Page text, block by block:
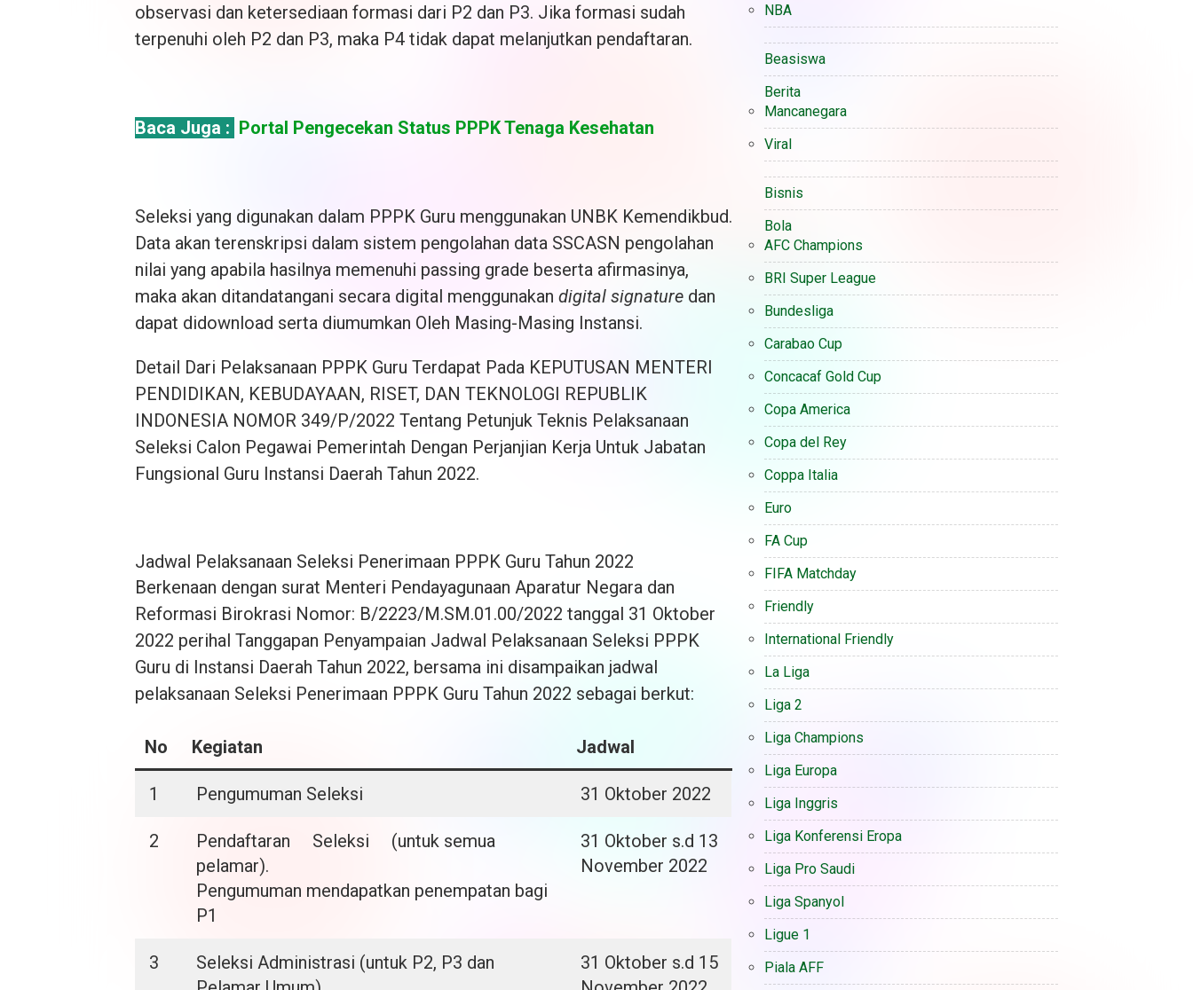
observasi dan ketersediaan formasi dari P2 dan P3. Jika formasi sudah
terpenuhi oleh P2 dan P3, maka P4 tidak dapat melanjutkan pendaftaran.
Baca Juga : Portal Pengecekan Status PPPK Tenaga Kesehatan
Seleksi yang digunakan dalam PPPK Guru menggunakan UNBK Kemendikbud.
Data akan terenskripsi dalam sistem pengolahan data SSCASN pengolahan
nilai yang apabila hasilnya memenuhi passing grade beserta afirmasinya,
maka akan ditandatangani secara digital menggunakan digital signature dan
dapat didownload serta diumumkan Oleh Masing-Masing Instansi.
Detail Dari Pelaksanaan PPPK Guru Terdapat Pada KEPUTUSAN MENTERI
PENDIDIKAN, KEBUDAYAAN, RISET, DAN TEKNOLOGI REPUBLIK
INDONESIA NOMOR 349/P/2022 Tentang Petunjuk Teknis Pelaksanaan
Seleksi Calon Pegawai Pemerintah Dengan Perjanjian Kerja Untuk Jabatan
Fungsional Guru Instansi Daerah Tahun 2022.
Jadwal Pelaksanaan Seleksi Penerimaan PPPK Guru Tahun 2022
Berkenaan dengan surat Menteri Pendayagunaan Aparatur Negara dan
Reformasi Birokrasi Nomor: B/2223/M.SM.01.00/2022 tanggal 31 Oktober
2022 perihal Tanggapan Penyampaian Jadwal Pelaksanaan Seleksi PPPK
Guru di Instansi Daerah Tahun 2022, bersama ini disampaikan jadwal
pelaksanaan Seleksi Penerimaan PPPK Guru Tahun 2022 sebagai berkut:
No Kegiatan Jadwal
1 Pengumuman Seleksi 31 Oktober 2022
2
Pendaftaran Seleksi (untuk semua
pelamar).
Pengumuman mendapatkan penempatan bagi
P1
31 Oktober s.d 13
November 2022
3
Seleksi Administrasi (untuk P2, P3 dan
31 Oktober s.d 15
NBA
Beasiswa
Berita
Mancanegara
Viral
Bisnis
Bola
AFC Champions
BRI Super League
Bundesliga
Carabao Cup
Concacaf Gold Cup
Copa America
Copa del Rey
Coppa Italia
Euro
FA Cup
FIFA Matchday
Friendly
International Friendly
La Liga
Liga 2
Liga Champions
Liga Europa
Liga Inggris
Liga Konferensi Eropa
Liga Pro Saudi
Liga Spanyol
Ligue 1
Piala AFF